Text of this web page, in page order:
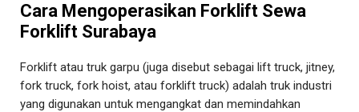
Cara Mengoperasikan Forklift Sewa
Forklift Surabaya
Forklift atau truk garpu (juga disebut sebagai lift truck, jitney,
fork truck, fork hoist, atau forklift truck) adalah truk industri
yang digunakan untuk mengangkat dan memindahkan